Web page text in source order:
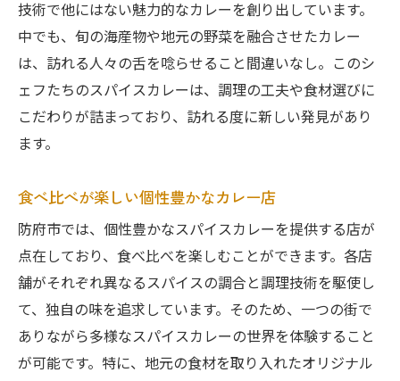
技術で他にはない魅力的なカレーを創り出しています。
中でも、旬の海産物や地元の野菜を融合させたカレー
は、訪れる人々の舌を唸らせること間違いなし。このシ
ェフたちのスパイスカレーは、調理の工夫や食材選びに
こだわりが詰まっており、訪れる度に新しい発見があり
ます。
食べ比べが楽しい個性豊かなカレー店
防府市では、個性豊かなスパイスカレーを提供する店が
点在しており、食べ比べを楽しむことができます。各店
舗がそれぞれ異なるスパイスの調合と調理技術を駆使し
て、独自の味を追求しています。そのため、一つの街で
ありながら多様なスパイスカレーの世界を体験すること
が可能です。特に、地元の食材を取り入れたオリジナル